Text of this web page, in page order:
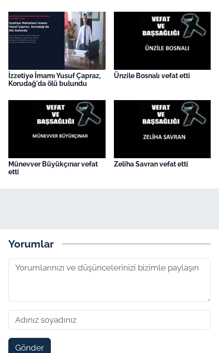
İzzetiye İmamı Yusuf Çapraz,
Korudağ'da ölü bulundu
Ünzile Bosnalı vefat etti
Münevver Büyükçınar vefat
etti
Zeliha Savran vefat etti
Yorumlar
Gönder